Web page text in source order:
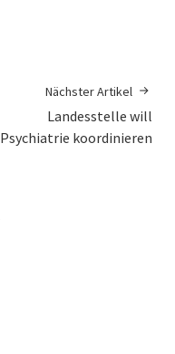
Nächster Artikel
Landesstelle will
Psychiatrie koordinieren